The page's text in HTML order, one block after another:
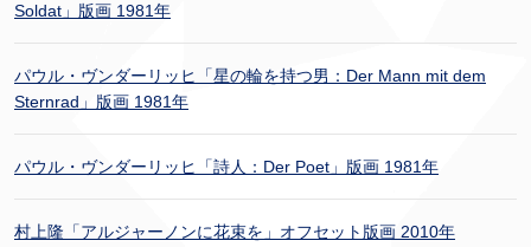
Soldat」版画 1981年
パウル・ヴンダーリッヒ「星の輪を持つ男：Der Mann mit dem
Sternrad」版画 1981年
パウル・ヴンダーリッヒ「詩人：Der Poet」版画 1981年
村上隆「アルジャーノンに花束を」オフセット版画 2010年